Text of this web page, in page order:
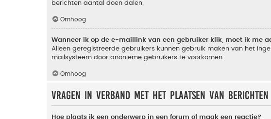
berichten aantal doen dalen.
Omhoog
Wanneer ik op de e-maillink van een gebruiker klik, moet ik me
Alleen geregistreerde gebruikers kunnen gebruik maken van het
mailsysteem door anonieme gebruikers te voorkomen.
Omhoog
Vragen in verband met het plaatsen van berichten
Hoe plaats ik een onderwerp in een forum of maak een reactie?